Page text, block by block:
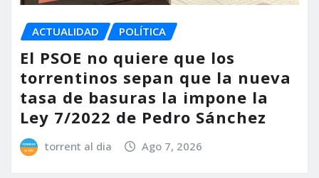
ACTUALIDAD POLÍTICA
El PSOE no quiere que los
torrentinos sepan que la nueva
tasa de basuras la impone la
Ley 7/2022 de Pedro Sánchez
torrent al dia Ago 7, 2026